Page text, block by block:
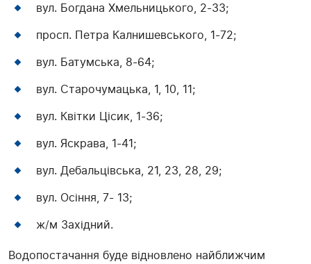
вул. Богдана Хмельницького, 2-33;
просп. Петра Калнишевського, 1-72;
вул. Батумська, 8-64;
вул. Старочумацька, 1, 10, 11;
вул. Квітки Цісик, 1-36;
вул. Яскрава, 1-41;
вул. Дебальцівська, 21, 23, 28, 29;
вул. Осіння, 7- 13;
ж/м Західний.
Водопостачання буде відновлено найближчим